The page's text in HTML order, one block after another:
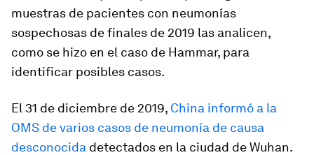
muestras de pacientes con neumonías
sospechosas de finales de 2019 las analicen,
como se hizo en el caso de Hammar, para
identificar posibles casos.
El 31 de diciembre de 2019, China informó a la
OMS de varios casos de neumonía de causa
desconocida detectados en la ciudad de Wuhan.